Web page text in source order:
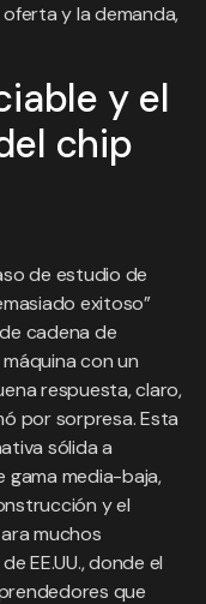
y la demanda,
y el
chip
de estudio de
exitoso”
cadena de
con un
respuesta, claro,
por sorpresa. Esta
sólida a
media-baja,
y el
muchos
EE.UU., donde el
que